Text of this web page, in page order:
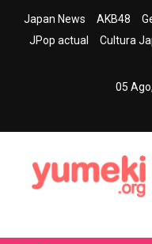
Japan News AKB48
JPop actual
Cultura
05